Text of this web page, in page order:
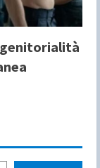
genitorialità